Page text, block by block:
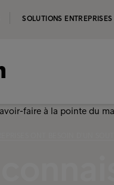
SOLUTIONS ENTREPRISES